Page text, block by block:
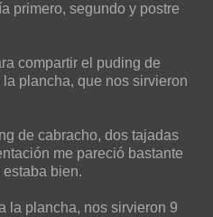
primero, segundo y postre
compartir el puding de
plancha, que nos sirvieron
de cabracho, dos tajadas
me pareció bastante
bien.
la plancha, nos sirvieron 9